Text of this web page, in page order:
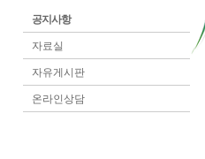
공지사항
자료실
자유게시판
온라인상담